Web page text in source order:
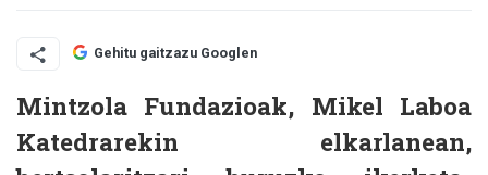
Gehitu gaitzazu Googlen
Mintzola Fundazioak, Mikel Laboa
Katedrarekin elkarlanean,